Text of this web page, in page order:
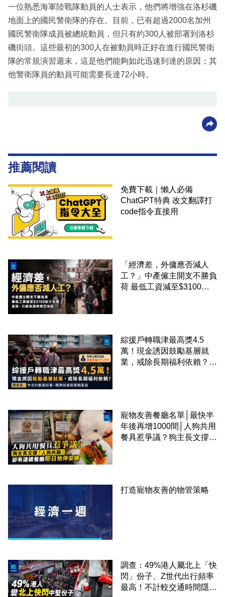
一位熟悉海軍陸戰隊動員的人士表示，他們將增強在洛杉磯
地面上的國民警衛隊的存在。目前，已有超過2000名加州
國民警衛隊成員被總統動員，但只有約300人被部署到洛杉
磯街頭。這些最初的300人在被動員時正好在進行國民警衛
隊的常規演習週末，這是他們能夠如此迅速到達的原因；其
他警衛隊員的動員可能需要長達72小時。
推薦閱讀
免費下載｜懶人必備
ChatGPT特典 改文翻譯打
code指令直接用
「經濟差，外傭應否減人
工？」中產僱主開支不勝負
荷 最低工資減至$3100蚊
綜援戶轉職津最高獎4.5
萬！現金誘因鼓勵基層就
業，戒除長期福利依賴？鄧
寵物友善餐廳名單│最快半
年後再增1000間│人狗共用
餐具惹爭議？狗主長文撐
打造寵物友善的物管策略
調查：49%港人屬北上「快
閃」份子、Z世代出行頻率
最高！不計較交通時間隱形